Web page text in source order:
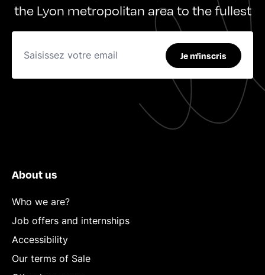
the Lyon metropolitan area to the fullest
Je m'inscris
About us
Who we are?
Job offers and internships
Accessibility
Our terms of Sale